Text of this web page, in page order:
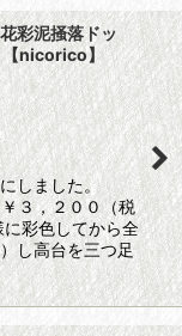
彩泥掻落ドッ
nicorico】
しました。
，２００（税
彩色してから全
し高台を三つ足